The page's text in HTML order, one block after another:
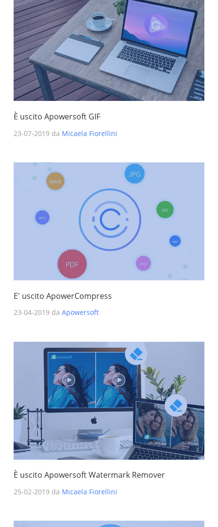
È uscito Apowersoft GIF
23-07-2019 da Micaela Fiorellini
E' uscito ApowerCompress
23-04-2019 da Apowersoft
È uscito Apowersoft Watermark Remover
25-02-2019 da Micaela Fiorellini